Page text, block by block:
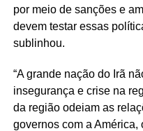
por meio de sanções e
devem testar essas
sublinhou.
“A grande nação do Irã
insegurança e crise na
da região odeiam as
governos com a